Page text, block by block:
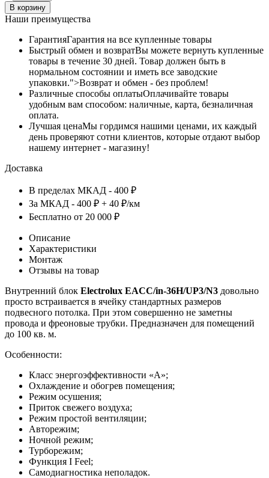
В корзину
Наши преимущества
ГарантияГарантия на все купленные товары
Быстрый обмен и возвратВы можете вернуть купленные
товары в течение 30 дней. Товар должен быть в
нормальном состоянии и иметь все заводские
упаковки.">Возврат и обмен - без проблем!
Различные способы оплатыОплачивайте товары
удобным вам способом: наличные, карта, безналичная
оплата.
Лучшая ценаМы гордимся нашими ценами, их каждый
день проверяют сотни клиентов, которые отдают выбор
нашему интернет - магазину!
Доставка
В пределах МКАД - 400 ₽
За МКАД - 400 ₽ + 40 ₽/км
Бесплатно от 20 000 ₽
Описание
Характеристики
Монтаж
Отзывы на товар
Внутренний блок Electrolux EACC/in-36H/UP3/N3 довольно
просто встраивается в ячейку стандартных размеров
подвесного потолка. При этом совершенно не заметны
провода и фреоновые трубки. Предназначен для помещений
до 100 кв. м.
Особенности:
Класс энергоэффективности «А»;
Охлаждение и обогрев помещения;
Режим осушения;
Приток свежего воздуха;
Режим простой вентиляции;
Авторежим;
Ночной режим;
Турборежим;
Функция I Feel;
Самодиагностика неполадок.